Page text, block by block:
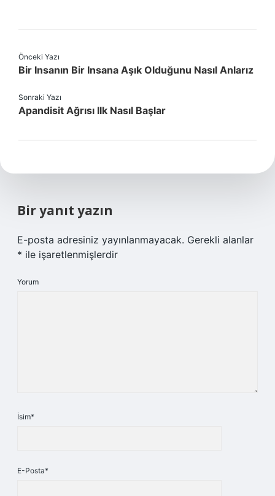
Önceki Yazı
Bir Insanın Bir Insana Aşık Olduğunu Nasıl Anlarız
Sonraki Yazı
Apandisit Ağrısı Ilk Nasıl Başlar
Bir yanıt yazın
E-posta adresiniz yayınlanmayacak. Gerekli alanlar
* ile işaretlenmişlerdir
Yorum
İsim*
E-Posta*